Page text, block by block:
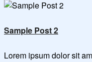
Sample Post 2
Lorem ipsum dolor sit